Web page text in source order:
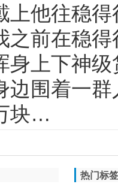
上他往稳
之前在稳
身上下神
边围着一
块…
热门标